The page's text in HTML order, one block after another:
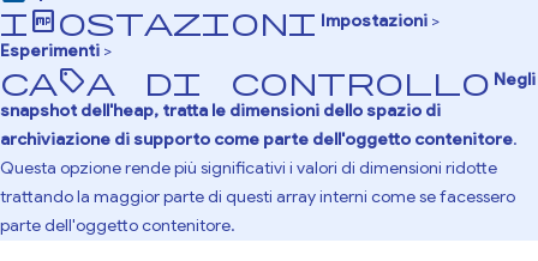
Impostazioni Impostazioni >
Esperimenti >
casella di controllo Negli
snapshot dell'heap, tratta le dimensioni dello spazio di
archiviazione di supporto come parte dell'oggetto contenitore.
Questa opzione rende più significativi i valori di dimensioni ridotte
trattando la maggior parte di questi array interni come se facessero
parte dell'oggetto contenitore.